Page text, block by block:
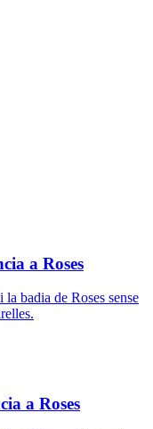
a Roses
badia de Roses sense
a Roses